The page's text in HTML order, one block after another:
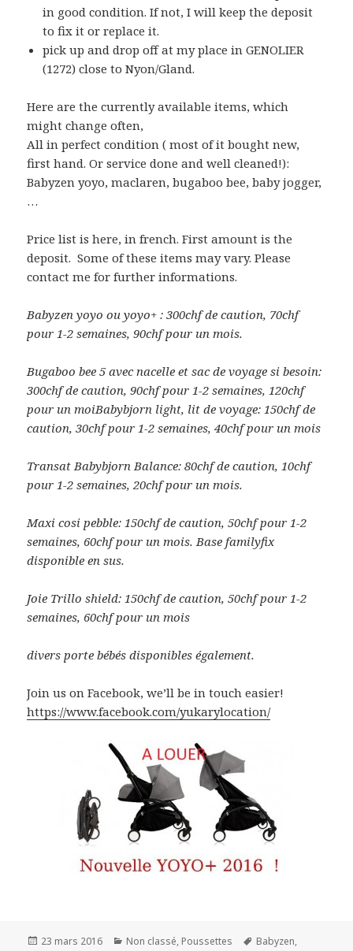
in good condition. If not, I will keep the deposit
to fix it or replace it.
pick up and drop off at my place in GENOLIER
(1272) close to Nyon/Gland.
Here are the currently available items, which
might change often,
All in perfect condition ( most of it bought new,
first hand. Or service done and well cleaned!):
Babyzen yoyo, maclaren, bugaboo bee, baby jogger,
…
Price list is here, in french. First amount is the
deposit. Some of these items may vary. Please
contact me for further informations.
Babyzen yoyo ou yoyo+ : 300chf de caution, 70chf
pour 1-2 semaines, 90chf pour un mois.
Bugaboo bee 5 avec nacelle et sac de voyage si besoin:
300chf de caution, 90chf pour 1-2 semaines, 120chf
pour un moiBabybjorn light, lit de voyage: 150chf de
caution, 30chf pour 1-2 semaines, 40chf pour un mois
Transat Babybjorn Balance: 80chf de caution, 10chf
pour 1-2 semaines, 20chf pour un mois.
Maxi cosi pebble: 150chf de caution, 50chf pour 1-2
semaines, 60chf pour un mois. Base familyfix
disponible en sus.
Joie Trillo shield: 150chf de caution, 50chf pour 1-2
semaines, 60chf pour un mois
divers porte bébés disponibles également.
Join us on Facebook, we’ll be in touch easier!
https://www.facebook.com/yukarylocation/
Publié
23 mars 2016 Catégories
Non classé, Poussettes
Mots-
Babyzen,